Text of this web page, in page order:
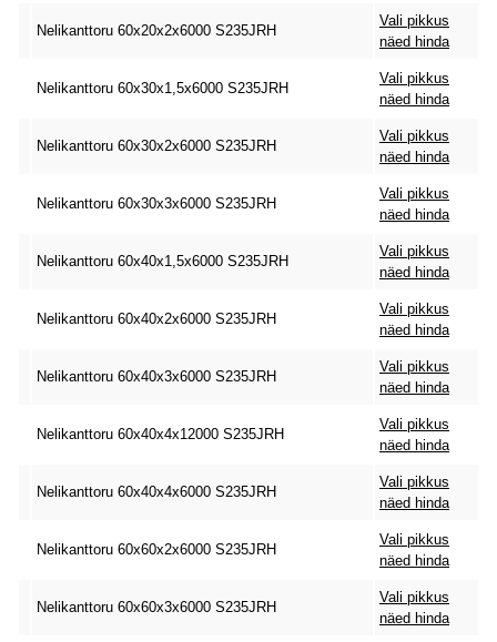
Nelikanttoru 60x20x2x6000 S235JRH
Vali pikkus
näed hinda
Nelikanttoru 60x30x1,5x6000 S235JRH
Vali pikkus
näed hinda
Nelikanttoru 60x30x2x6000 S235JRH
Vali pikkus
näed hinda
Nelikanttoru 60x30x3x6000 S235JRH
Vali pikkus
näed hinda
Nelikanttoru 60x40x1,5x6000 S235JRH
Vali pikkus
näed hinda
Nelikanttoru 60x40x2x6000 S235JRH
Vali pikkus
näed hinda
Nelikanttoru 60x40x3x6000 S235JRH
Vali pikkus
näed hinda
Nelikanttoru 60x40x4x12000 S235JRH
Vali pikkus
näed hinda
Nelikanttoru 60x40x4x6000 S235JRH
Vali pikkus
näed hinda
Nelikanttoru 60x60x2x6000 S235JRH
Vali pikkus
näed hinda
Nelikanttoru 60x60x3x6000 S235JRH
Vali pikkus
näed hinda